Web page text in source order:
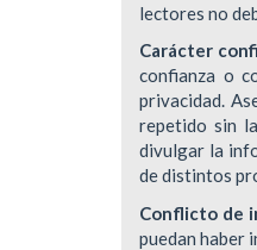
lectores no
Carácter
confianza o
privacidad.
repetido sin
divulgar la
de distintos
Conflicto de
puedan haber